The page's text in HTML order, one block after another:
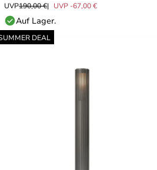
UVP190,00 € UVP -67,00 €
Auf Lager.
DEAL